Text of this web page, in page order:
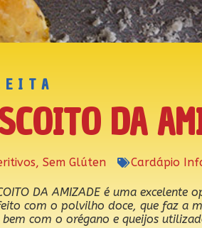
DA
, Sem Glúten Cardápio
DA AMIZADE é uma
com o polvilho doce, que faz a
com o orégano e queijos